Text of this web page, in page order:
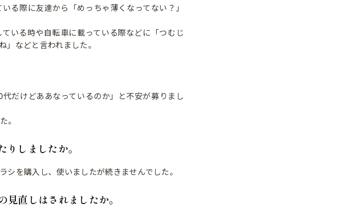
る際に友達から「めっちゃ薄くなってない？」
いる時や自転車に載っている際などに「つむじ
などと言われました。
だけどああなっているのか」と不安が募りまし
。
しましたか。
を購入し、使いましたが続きませんでした。
直しはされましたか。